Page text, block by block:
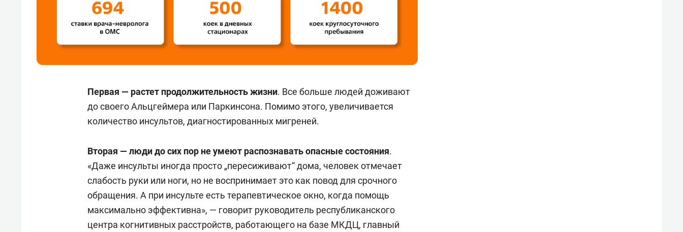
Первая — растет продолжительность жизни. Все больше людей доживают
до своего Альцгеймера или Паркинсона. Помимо этого, увеличивается
количество инсультов, диагностированных мигреней.
Вторая — люди до сих пор не умеют распознавать опасные состояния.
«Даже инсульты иногда просто „пересиживают“ дома, человек отмечает
слабость руки или ноги, но не воспринимает это как повод для срочного
обращения. А при инсульте есть терапевтическое окно, когда помощь
максимально эффективна», — говорит руководитель республиканского
центра когнитивных расстройств, работающего на базе МКДЦ, главный